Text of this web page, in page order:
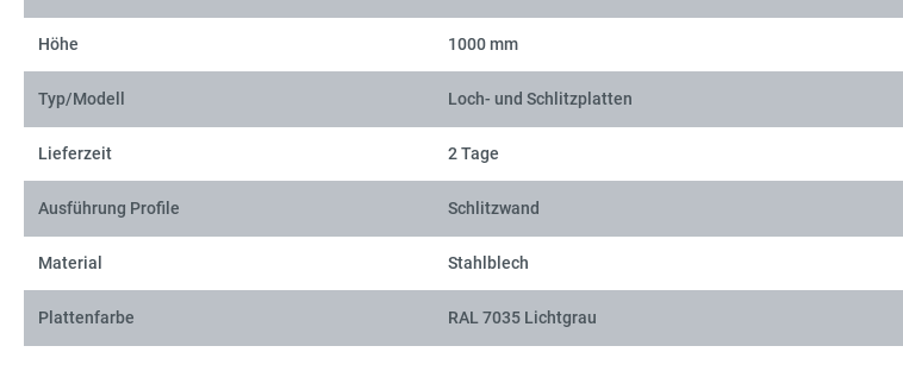
Höhe 1000 mm
Typ/Modell Loch- und Schlitzplatten
Lieferzeit 2 Tage
Ausführung Profile Schlitzwand
Material Stahlblech
Plattenfarbe RAL 7035 Lichtgrau